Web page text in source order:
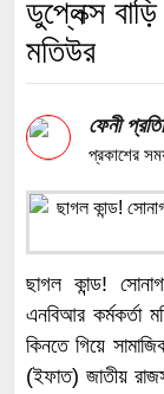
ডুপ্লেক্স
মতিউর
ফেনী
প্রকাশের
ছাগল কান্ড!
এনবিআর কর্মকর্তা
কিনতে গিয়ে
(ইফাত) জাতীয়